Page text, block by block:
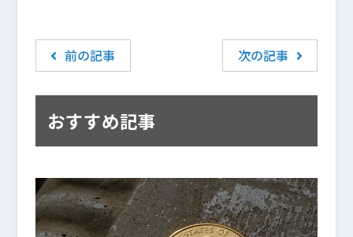
前の記事 次の記事
おすすめ記事